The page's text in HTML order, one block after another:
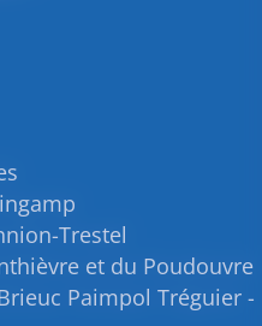
Trestel
et du Poudouvre
Paimpol Tréguier -